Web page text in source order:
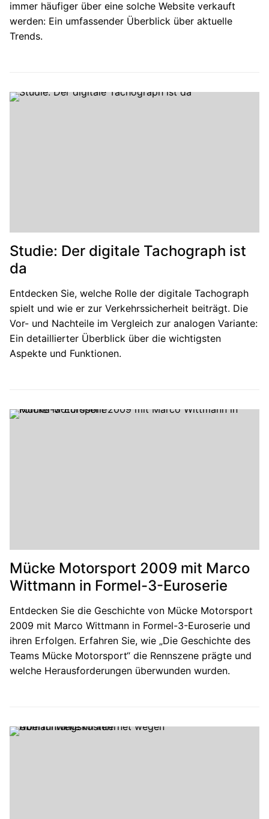
immer häufiger über eine solche Website verkauft
werden: Ein umfassender Überblick über aktuelle
Trends.
Studie: Der digitale Tachograph ist
da
Entdecken Sie, welche Rolle der digitale Tachograph
spielt und wie er zur Verkehrssicherheit beiträgt. Die
Vor- und Nachteile im Vergleich zur analogen Variante:
Ein detaillierter Überblick über die wichtigsten
Aspekte und Funktionen.
Mücke Motorsport 2009 mit Marco
Wittmann in Formel-3-Euroserie
Entdecken Sie die Geschichte von Mücke Motorsport
2009 mit Marco Wittmann in Formel-3-Euroserie und
ihren Erfolgen. Erfahren Sie, wie „Die Geschichte des
Teams Mücke Motorsport“ die Rennszene prägte und
welche Herausforderungen überwunden wurden.